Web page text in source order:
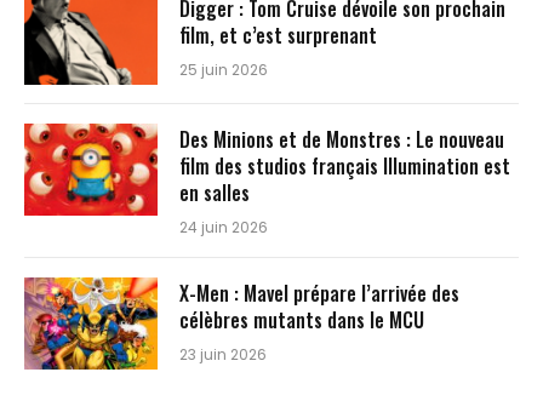
Digger : Tom Cruise dévoile son prochain
film, et c’est surprenant
25 juin 2026
Des Minions et de Monstres : Le nouveau
film des studios français Illumination est
en salles
24 juin 2026
X-Men : Mavel prépare l’arrivée des
célèbres mutants dans le MCU
23 juin 2026